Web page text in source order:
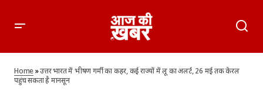
केरल पहुंच सकता है मानसून
Home»उत्तर भारत में भीषण गर्मी का कहर, कई राज्यों में लू का अलर्ट, 26 मई तक केरल
पहुंच सकता है मानसून